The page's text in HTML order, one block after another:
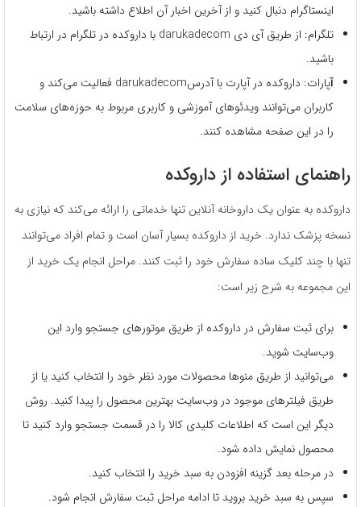
اینستاگرام دنبال کنید و از آخرین اخبار آن اطلاع داشته باشید.
تلگرام: از طریق آی دی darukadecom با داروکده در تلگرام در ارتباط
باشید.
آ
پارات: داروکده در آپارت با آدرسdarukadecom فعالیت می‌کند و
کاربران می‌توانند ویدئوهای آموزشی و کاربری مربوط به حوزه‌های سلامت
را در این صفحه مشاهده کنند.
راهنمای استفاده از داروکده
داروکده به عنوان یک داروخانه آنلاین تنها خدماتی را ارائه می‌کند که نیازی به
نسخه پزشک ندارد. خرید از داروکده بسیار آسان است و تمام افراد می‌توانند
تنها با چند کلیک ساده سفارش خود را ثبت کنند. مراحل انجام یک خرید از
این مجموعه به شرح زیر است:
برای ثبت سفارش در داروکده از طریق موتورهای جستجو وارد این
وب‌سایت شوید.
می‌توانید از طریق منوها محصولات مورد نظر خود را انتخاب کنید یا از
طریق فیلترهای موجود در وب‌سایت بهترین محصول را پیدا کنید. روش
دیگر این است که اطلاعات کلیدی کالا را در قسمت جستجو وارد کنید تا
محصول نمایش داده شود.
در مرحله بعد گزینه افزودن به سبد خرید را انتخاب کنید.
سپس به سبد خرید بروید تا ادامه مراحل ثبت سفارش انجام شود.